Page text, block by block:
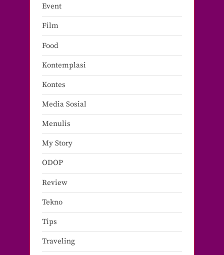
Event
Film
Food
Kontemplasi
Kontes
Media Sosial
Menulis
My Story
ODOP
Review
Tekno
Tips
Traveling